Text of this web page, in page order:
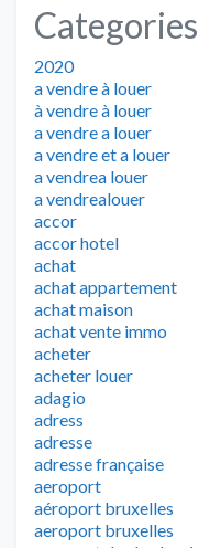
Categories
2020
a vendre à louer
à vendre à louer
a vendre a louer
a vendre et a louer
a vendrea louer
a vendrealouer
accor
accor hotel
achat
achat appartement
achat maison
achat vente immo
acheter
acheter louer
adagio
adress
adresse
adresse française
aeroport
aéroport bruxelles
aeroport bruxelles